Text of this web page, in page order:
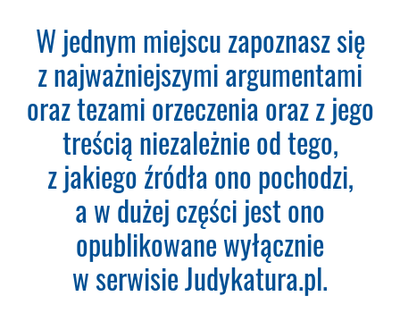
Aktualności Plus 360
Wyszukiwarka 360
Wyszukiwarka Plus 360 dni
Adres e-mail:
Nazwa Firmy:
NIP:
W jednym miejscu zapoznasz się
z najważniejszymi argumentami
oraz tezami orzeczenia oraz z jego
treścią niezależnie od tego,
z jakiego źródła ono pochodzi,
a w dużej części jest ono
opublikowane wyłącznie
w serwisie Judykatura.pl.